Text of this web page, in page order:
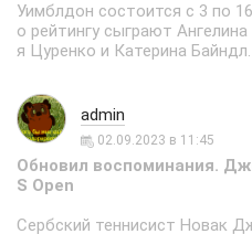
Уимблдон состоится с 3 по
о рейтингу сыграют
я Цуренко и Катерина Байндл.
admin
02.09.2023 в 11:45
Обновил воспоминания.
S Open
Сербский теннисист Новак